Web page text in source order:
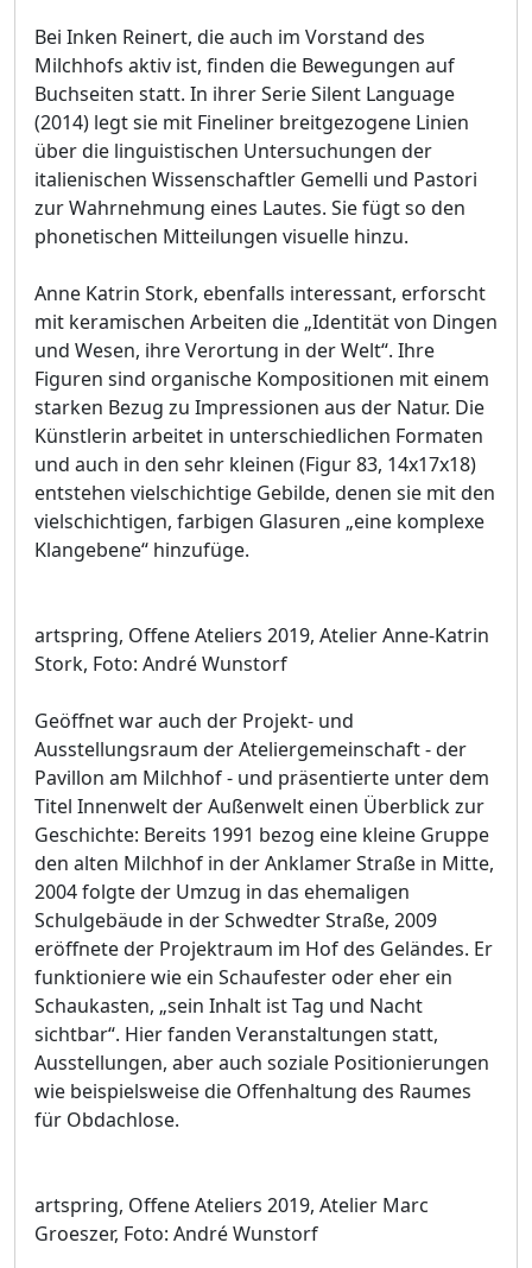
Bei Inken Reinert, die auch im Vorstand des
Milchhofs aktiv ist, finden die Bewegungen auf
Buchseiten statt. In ihrer Serie Silent Language
(2014) legt sie mit Fineliner breitgezogene Linien
über die linguistischen Untersuchungen der
italienischen Wissenschaftler Gemelli und Pastori
zur Wahrnehmung eines Lautes. Sie fügt so den
phonetischen Mitteilungen visuelle hinzu.
Anne Katrin Stork, ebenfalls interessant, erforscht
mit keramischen Arbeiten die „Identität von Dingen
und Wesen, ihre Verortung in der Welt“. Ihre
Figuren sind organische Kompositionen mit einem
starken Bezug zu Impressionen aus der Natur. Die
Künstlerin arbeitet in unterschiedlichen Formaten
und auch in den sehr kleinen (Figur 83, 14x17x18)
entstehen vielschichtige Gebilde, denen sie mit den
vielschichtigen, farbigen Glasuren „eine komplexe
Klangebene“ hinzufüge.
artspring, Offene Ateliers 2019, Atelier Anne-Katrin
Stork, Foto: André Wunstorf
Geöffnet war auch der Projekt- und
Ausstellungsraum der Ateliergemeinschaft - der
Pavillon am Milchhof - und präsentierte unter dem
Titel Innenwelt der Außenwelt einen Überblick zur
Geschichte: Bereits 1991 bezog eine kleine Gruppe
den alten Milchhof in der Anklamer Straße in Mitte,
2004 folgte der Umzug in das ehemaligen
Schulgebäude in der Schwedter Straße, 2009
eröffnete der Projektraum im Hof des Geländes. Er
funktioniere wie ein Schaufester oder eher ein
Schaukasten, „sein Inhalt ist Tag und Nacht
sichtbar“. Hier fanden Veranstaltungen statt,
Ausstellungen, aber auch soziale Positionierungen
wie beispielsweise die Offenhaltung des Raumes
für Obdachlose.
artspring, Offene Ateliers 2019, Atelier Marc
Groeszer, Foto: André Wunstorf